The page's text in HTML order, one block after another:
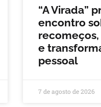
“A Virada”
encontro
e
pessoal
7 de agosto de 2026